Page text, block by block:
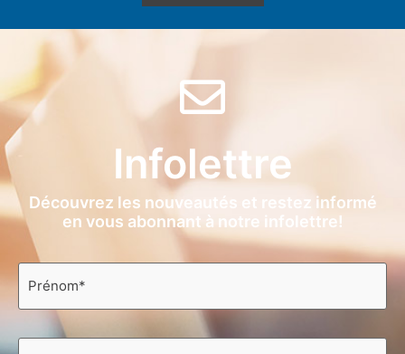
Infolettre
Découvrez les nouveautés et restez informé
en vous abonnant à notre infolettre!
Prénom
Nom